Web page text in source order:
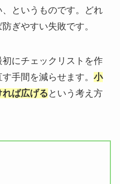
というものです。どれ
ぎやすい失敗です。
にチェックリストを作
手間を減らせます。 小
ば広げる という考え方